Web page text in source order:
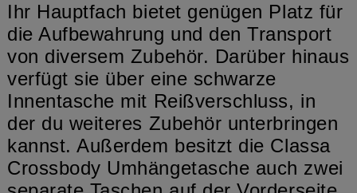
Ihr Hauptfach bietet genügen Platz für
die Aufbewahrung und den Transport
von diversem Zubehör. Darüber hinaus
verfügt sie über eine schwarze
Innentasche mit Reißverschluss, in
der du weiteres Zubehör unterbringen
kannst. Außerdem besitzt die Classa
Crossbody Umhängetasche auch zwei